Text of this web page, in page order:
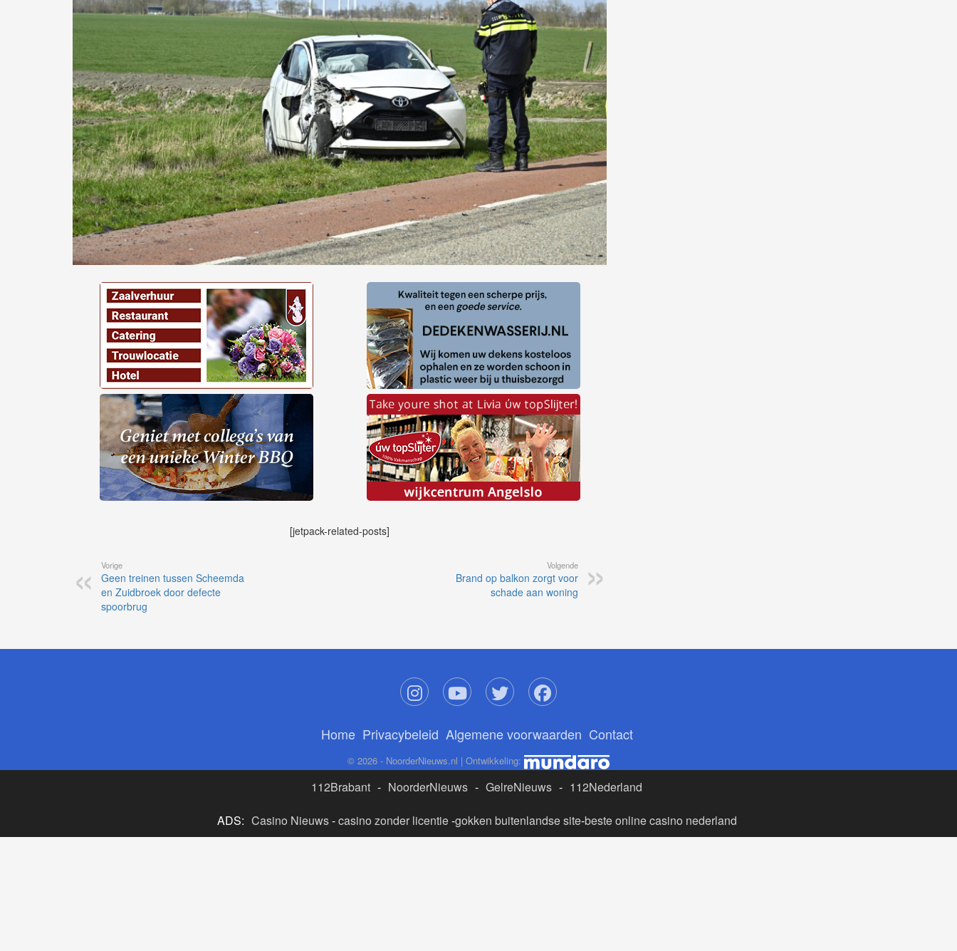
[jetpack-related-posts]
Vorige
Geen treinen tussen Scheemda
en Zuidbroek door defecte
spoorbrug
Volgende
Brand op balkon zorgt voor
schade aan woning
Home Privacybeleid Algemene voorwaarden Contact
© 2026 - NoorderNieuws.nl | Ontwikkeling:
112Brabant - NoorderNieuws - GelreNieuws - 112Nederland
ADS: Casino Nieuws-casino zonder licentie-gokken buitenlandse site-beste online casino nederland